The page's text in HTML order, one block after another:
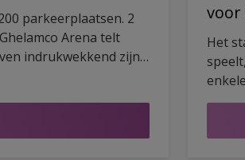
parkeerplaatsen. 2
Arena telt
indrukwekkend zijn
liter muurverf en 500
voor
Het
Het is
Ver